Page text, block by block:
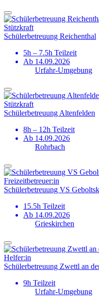
Stützkraft
Schülerbetreuung Reichenthal
5h – 7.5h Teilzeit
Ab 14.09.2026
Urfahr-Umgebung
Stützkraft
Schülerbetreuung Altenfelden
8h – 12h Teilzeit
Ab 14.09.2026
Rohrbach
Freizeitbetreuer:in
Schülerbetreuung VS
15.5h Teilzeit
Ab 14.09.2026
Grieskirchen
Helfer:in
Schülerbetreuung Zwettl an
9h Teilzeit
Urfahr-Umgebung